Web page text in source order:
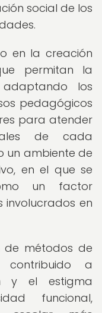
social de los
en la creación
permitan la
los
pedagógicos
para atender
de cada
un ambiente de
en el que se
un factor
en
de métodos de
contribuido a
y el estigma
funcional,